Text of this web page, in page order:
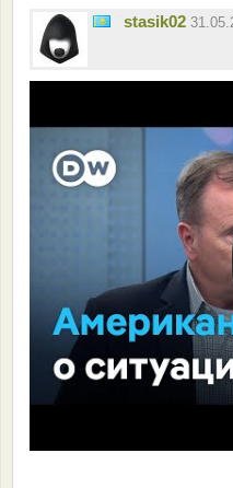
stasik02